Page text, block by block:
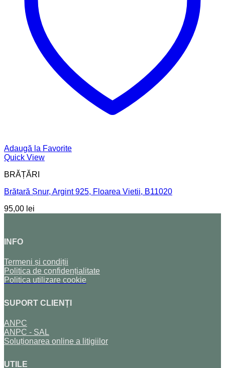
Adaugă la Favorite
Quick View
BRĂȚĂRI
Brățară Șnur, Argint 925, Floarea Vietii, B11020
95,00 lei
INFO
Termeni și condiții
Politica de confidențialitate
Politica utilizare cookie
SUPORT CLIENȚI
ANPC
ANPC - SAL
Soluționarea online a litigiilor
UTILE